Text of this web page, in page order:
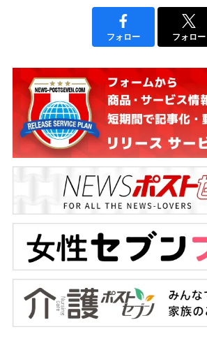
フォロー フォロー